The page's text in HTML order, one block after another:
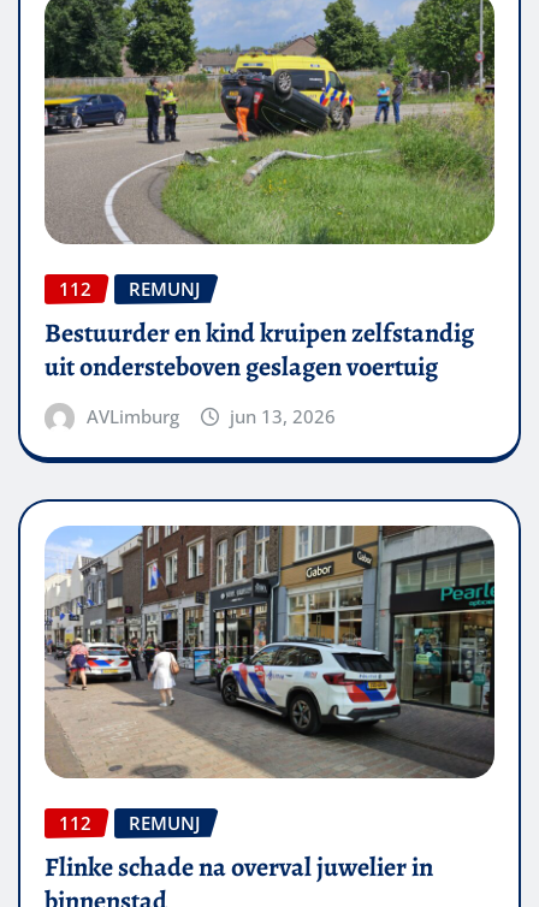
112 REMUNJ
Bestuurder en kind kruipen zelfstandig
uit ondersteboven geslagen voertuig
AVLimburg jun 13, 2026
112 REMUNJ
Flinke schade na overval juwelier in